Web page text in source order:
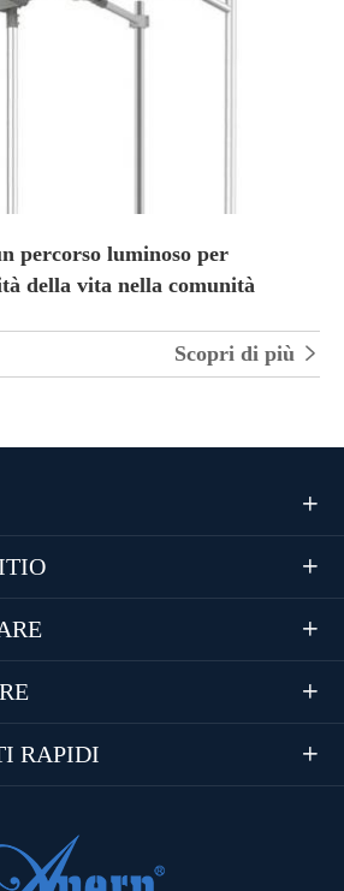
percorso luminoso per
della vita nella comunità
Scopri di più 




RAPIDI 